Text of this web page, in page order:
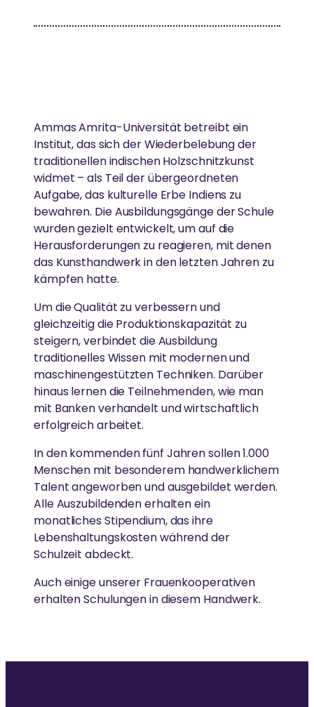
AUSZEICHNUNGEN
Amma ist international für ihr Wirken und ihre
Weisheit anerkannt.
mit dem MVV zu erreichen.
REGIONALE GRUPPEN
In ganz Deutschland treffen sich regelmäßig
Menschen, um sich zusammen in Ammas Lehren zu
vertiefen und aktiv zum Wohle von Gesellschaft und
Umwelt zu arbeiten.
AYUDH
Die von Amma inspirierte Jugendbewegung fördert
junge Menschen weltweit.
GREENFRIENDS
Ammas Umweltinitiative wirkt in über 15 Ländern.
AMRITAPURI
GESUNDHEITSVERSORGUNG
Hochwertige Gesundheitsversorgung in einer
Atmosphäre von Liebe und Mitgefühl
KATASTROPHENHILFE
Krisenintervention und ganzheitliche Langzeithilfe
LÄNDLICHE ENTWICKLUNG
Armut beseitigen, Widerstandskraft stärken und
Kultur bewahren
GLEICHSTELLUNG DER GESCHLECHTER &
STÄRKUNG VON FRAUEN
Abbau von Barrieren für die soziale, emotionale und
wirtschaftliche Stärkung von Frauen
ESSEN, WASSER & OBDACH
Geist zu entfernen“
-Amma
Essen, Wasser & Obdach
Forschung
Ländliche Entwicklung
SPIRITUELL
Ammas Weisheiten
Spirituelle Praxis
MEHR
Spenden
News
Ammas Amrita-Universität betreibt ein
Institut, das sich der Wiederbelebung der
traditionellen indischen Holzschnitzkunst
widmet – als Teil der übergeordneten
Aufgabe, das kulturelle Erbe Indiens zu
bewahren. Die Ausbildungsgänge der Schule
wurden gezielt entwickelt, um auf die
Herausforderungen zu reagieren, mit denen
das Kunsthandwerk in den letzten Jahren zu
kämpfen hatte.
Um die Qualität zu verbessern und
gleichzeitig die Produktionskapazität zu
steigern, verbindet die Ausbildung
traditionelles Wissen mit modernen und
maschinengestützten Techniken. Darüber
hinaus lernen die Teilnehmenden, wie man
mit Banken verhandelt und wirtschaftlich
erfolgreich arbeitet.
In den kommenden fünf Jahren sollen 1.000
Menschen mit besonderem handwerklichem
Talent angeworben und ausgebildet werden.
Alle Auszubildenden erhalten ein
monatliches Stipendium, das ihre
Lebenshaltungskosten während der
Schulzeit abdeckt.
Auch einige unserer Frauenkooperativen
erhalten Schulungen in diesem Handwerk.